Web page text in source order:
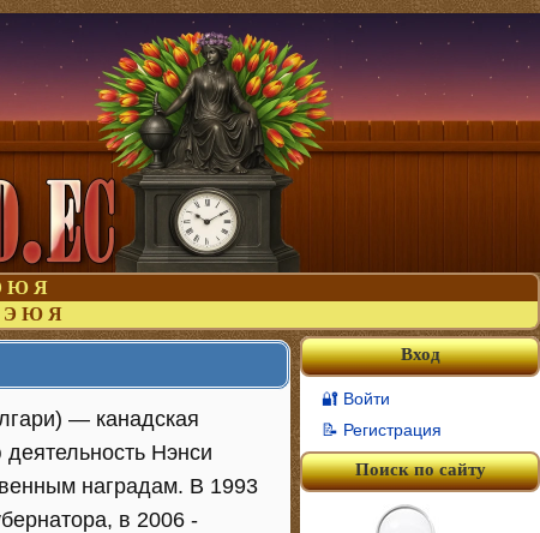
Ю Я
Э Ю Я
— канадская
Нэнси
наградам. В 1993
в 2006 -
Вход
🔐 Войти
📝 Регистрация
Поиск по сайту